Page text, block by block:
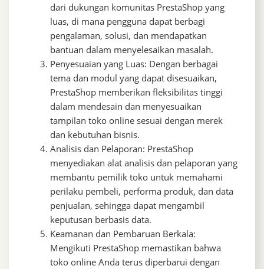
dari dukungan komunitas PrestaShop yang
luas, di mana pengguna dapat berbagi
pengalaman, solusi, dan mendapatkan
bantuan dalam menyelesaikan masalah.
Penyesuaian yang Luas: Dengan berbagai
tema dan modul yang dapat disesuaikan,
PrestaShop memberikan fleksibilitas tinggi
dalam mendesain dan menyesuaikan
tampilan toko online sesuai dengan merek
dan kebutuhan bisnis.
Analisis dan Pelaporan: PrestaShop
menyediakan alat analisis dan pelaporan yang
membantu pemilik toko untuk memahami
perilaku pembeli, performa produk, dan data
penjualan, sehingga dapat mengambil
keputusan berbasis data.
Keamanan dan Pembaruan Berkala:
Mengikuti PrestaShop memastikan bahwa
toko online Anda terus diperbarui dengan